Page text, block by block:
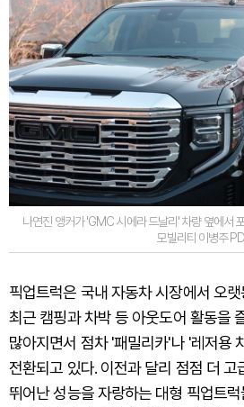
나연진 앵커가 'GMC 시에라 드날리' 차량 옆에서
모빌리티 이병주 PD
픽업트럭은 국내 자동차 시장에서 오
최근 캠핑과 차박 등 아웃도어 활동을
많아지면서 점차 '패밀리카'나 '레저용
전환되고 있다. 이전과 달리 점점 더 고
뛰어난 성능을 자랑하는 대형 픽업트